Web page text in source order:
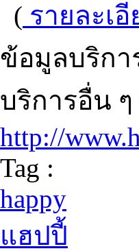
( รายละเอี
ข้อมูลบริกา
บริการอื่น
http://
Tag :
happy
แฮปปี้